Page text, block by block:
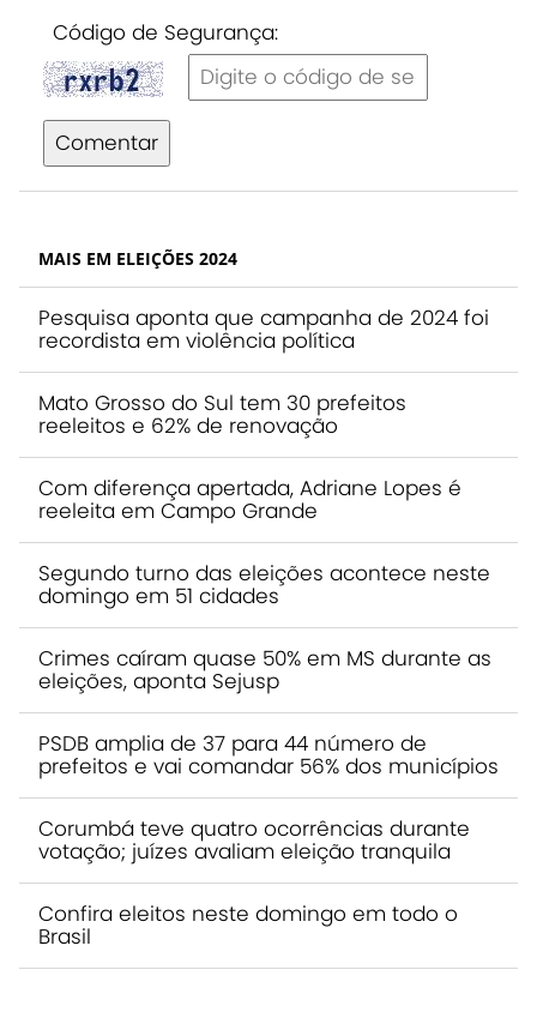
Código de Segurança:
Comentar
MAIS EM ELEIÇÕES 2024
Pesquisa aponta que campanha de 2024 foi
recordista em violência política
Mato Grosso do Sul tem 30 prefeitos
reeleitos e 62% de renovação
Com diferença apertada, Adriane Lopes é
reeleita em Campo Grande
Segundo turno das eleições acontece neste
domingo em 51 cidades
Crimes caíram quase 50% em MS durante as
eleições, aponta Sejusp
PSDB amplia de 37 para 44 número de
prefeitos e vai comandar 56% dos municípios
Corumbá teve quatro ocorrências durante
votação; juízes avaliam eleição tranquila
Confira eleitos neste domingo em todo o
Brasil